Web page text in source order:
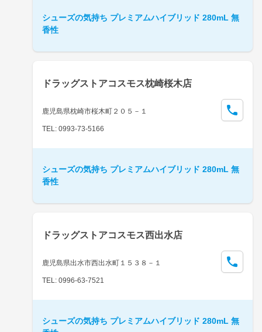
シューズの気持ち プレミアムハイブリッド 280mL 無
香性
ドラッグストアコスモス枕崎桜木店
鹿児島県枕崎市桜木町２０５－１
TEL: 0993-73-5166
シューズの気持ち プレミアムハイブリッド 280mL 無
香性
ドラッグストアコスモス西出水店
鹿児島県出水市西出水町１５３８－１
TEL: 0996-63-7521
シューズの気持ち プレミアムハイブリッド 280mL 無